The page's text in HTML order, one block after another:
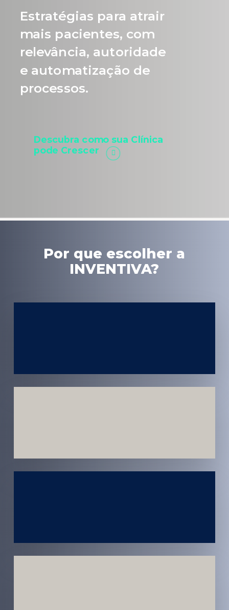
Estratégias para atrair
mais pacientes, com
relevância, autoridade
e automatização de
processos.
Descubra como sua Clínica
pode Crescer
Por que escolher a
INVENTIVA?